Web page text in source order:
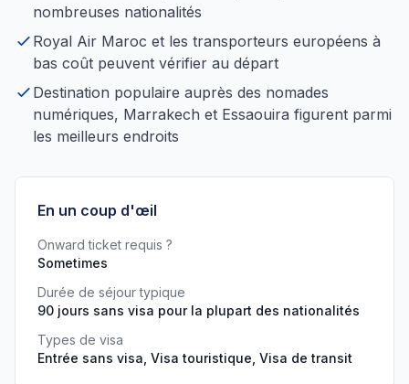
nombreuses nationalités
Royal Air Maroc et les transporteurs européens à
bas coût peuvent vérifier au départ
Destination populaire auprès des nomades
numériques, Marrakech et Essaouira figurent parmi
les meilleurs endroits
En un coup d'œil
Onward ticket requis ?
Sometimes
Durée de séjour typique
90 jours sans visa pour la plupart des nationalités
Types de visa
Entrée sans visa, Visa touristique, Visa de transit